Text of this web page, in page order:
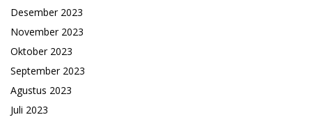
Desember 2023
November 2023
Oktober 2023
September 2023
Agustus 2023
Juli 2023